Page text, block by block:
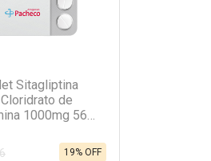
Sitagliptina
de
1000mg 56
19% OFF